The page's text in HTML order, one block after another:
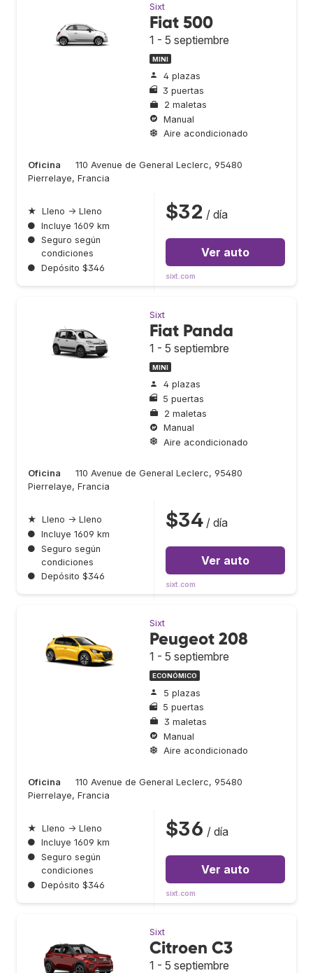
Sixt
Fiat 500
1 - 5 septiembre
MINI
4 plazas
3 puertas
2 maletas
Manual
Aire acondicionado
Oficina
110 Avenue de General Leclerc, 95480
Pierrelaye, Francia
★ Lleno → Lleno
● Incluye 1609 km
● Seguro según
condiciones
● Depósito $346
$32 / día
Ver auto
sixt.com
Sixt
Fiat Panda
1 - 5 septiembre
MINI
4 plazas
5 puertas
2 maletas
Manual
Aire acondicionado
Oficina
110 Avenue de General Leclerc, 95480
Pierrelaye, Francia
★ Lleno → Lleno
● Incluye 1609 km
● Seguro según
condiciones
● Depósito $346
$34 / día
Ver auto
sixt.com
Sixt
Peugeot 208
1 - 5 septiembre
ECONÓMICO
5 plazas
5 puertas
3 maletas
Manual
Aire acondicionado
Oficina
110 Avenue de General Leclerc, 95480
Pierrelaye, Francia
★ Lleno → Lleno
● Incluye 1609 km
● Seguro según
condiciones
● Depósito $346
$36 / día
Ver auto
sixt.com
Sixt
Citroen C3
1 - 5 septiembre